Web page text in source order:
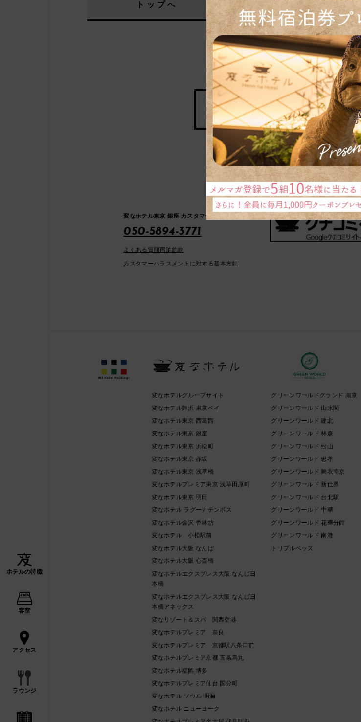
ホテルの特徴
客室
アクセス
ラウンジ
トップへ
宿泊
予約の確認・変
航空券・新幹線とホテルを同時予約「
変なホテル東京 銀座 カスタマーセンター
050-5894-3771
よくある質問宿泊約款
カスタマーハラスメントに対する基本方針
変なホテルグループサイト
変なホテル舞浜 東京ベイ
変なホテル東京 西葛西
変なホテル東京 銀座
変なホテル東京 浜松町
変なホテル東京 赤坂
変なホテル東京 浅草橋
変なホテルプレミア東京 浅草田原町
変なホテル東京 羽田
変なホテル ラグーナテンボス
変なホテル金沢 香林坊
変なホテル 小松駅前
変なホテル大阪 なんば
変なホテル大阪 心斎橋
変なホテルエクスプレス大阪 なんば日
本橋
変なホテルエクスプレス大阪 なんば日
本橋アネックス
変なリゾート＆スパ 関西空港
変なホテルプレミア 奈良
変なホテルプレミア 京都駅八条口前
変なホテルプレミア京都 五条烏丸
変なホテル福岡 博多
変なホテルプレミア仙台 国分町
変なホテル ソウル 明洞
変なホテル ニューヨーク
グリーンワールドグランド 南京
グリーンワールド 山水閣
グリーンワールド 建北
グリーンワールド 林森
グリーンワールド 松山
グリーンワールド 忠孝
グリーンワールド 舞衣南京
グリーンワールド 新仕界
グリーンワールド 台北駅
グリーンワールド 中華
グリーンワールド 花華分館
グリーンワールド 南港
トリプルベッズ